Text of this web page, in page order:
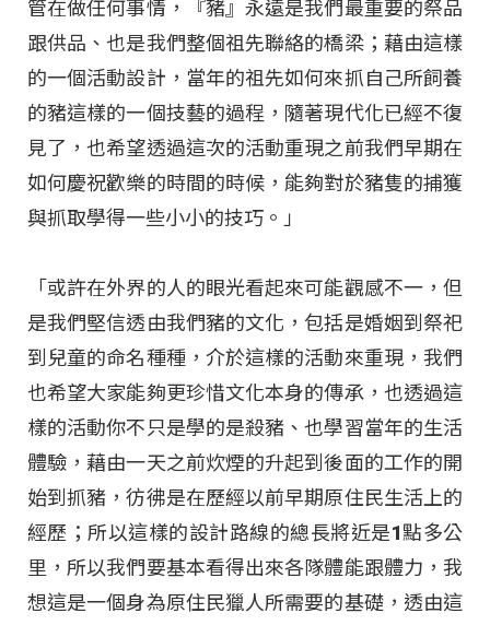
管在做任何事情，『豬』永遠是我們最重要的祭品
跟供品、也是我們整個祖先聯絡的橋梁；藉由這樣
的一個活動設計，當年的祖先如何來抓自己所飼養
的豬這樣的一個技藝的過程，隨著現代化已經不復
見了，也希望透過這次的活動重現之前我們早期在
如何慶祝歡樂的時間的時候，能夠對於豬隻的捕獲
與抓取學得一些小小的技巧。」
「或許在外界的人的眼光看起來可能觀感不一，但
是我們堅信透由我們豬的文化，包括是婚姻到祭祀
到兒童的命名種種，介於這樣的活動來重現，我們
也希望大家能夠更珍惜文化本身的傳承，也透過這
樣的活動你不只是學的是殺豬、也學習當年的生活
體驗，藉由一天之前炊煙的升起到後面的工作的開
始到抓豬，彷彿是在歷經以前早期原住民生活上的
經歷；所以這樣的設計路線的總長將近是1點多公
里，所以我們要基本看得出來各隊體能跟體力，我
想這是一個身為原住民獵人所需要的基礎，透由這